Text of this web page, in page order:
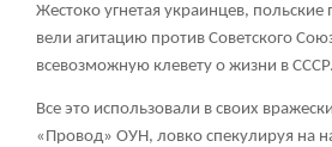
Жестоко угнетая украинцев,
вели агитацию против Советского
всевозможную клевету о жизни в СССР.
Все это использовали в своих
«Провод» ОУН, ловко спекулируя на